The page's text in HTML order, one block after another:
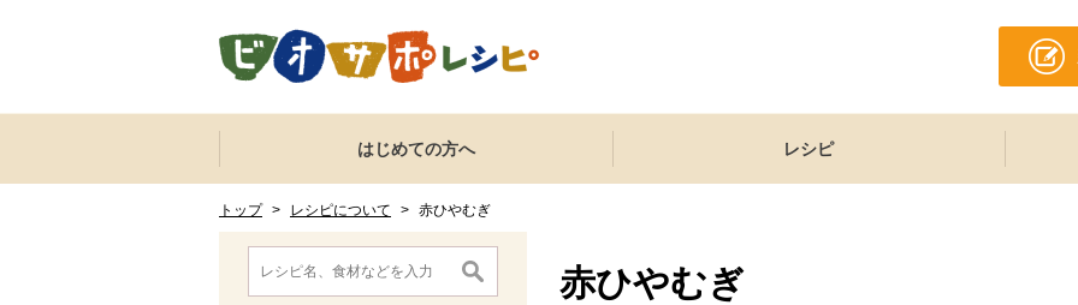
ここからサイト内共通メニューです。
サイト内共通メニューをスキップする
はじめての方へ レシピ
トップ > レシピについて > 赤ひやむぎ
ここから消費材検索メニューです。
消費材検索メニューここまで。
ここから本文です。
赤ひやむぎ